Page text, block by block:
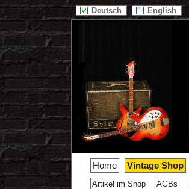
Deutsch English
Home Vintage Shop
Artikel im Shop AGBs